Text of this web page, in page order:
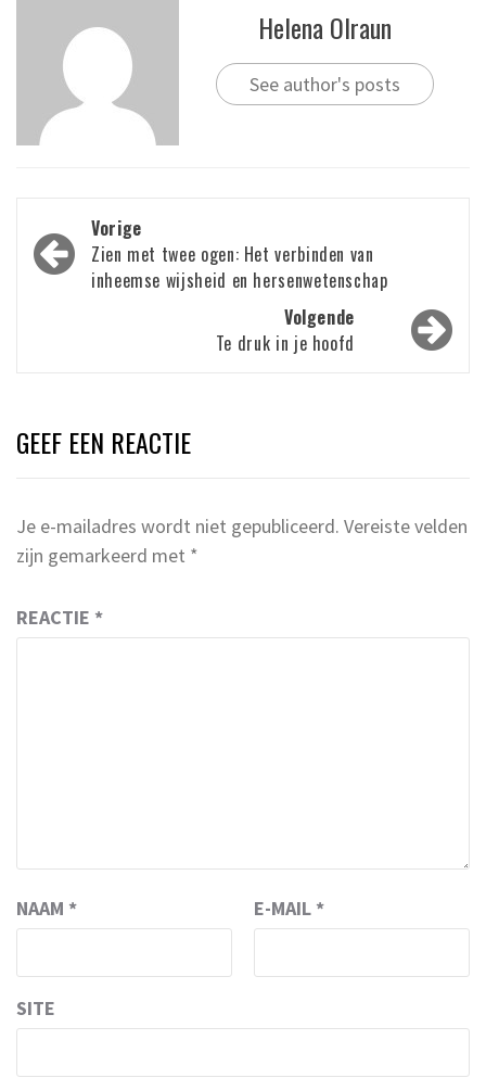
Helena Olraun
See author's posts
Bericht
navigatie
Vorige
Zien met twee ogen: Het verbinden van
inheemse wijsheid en hersenwetenschap
Volgende
Te druk in je hoofd
GEEF EEN REACTIE
Je e-mailadres wordt niet gepubliceerd. Vereiste velden
zijn gemarkeerd met *
REACTIE *
NAAM * E-MAIL *
SITE